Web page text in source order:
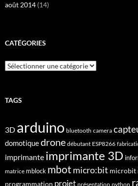
août 2014 (14)
CATÉGORIES
Catégories
TAGS
3D arduino bluetooth camera
domotiquedrone débutant ESP8266
imprimante imprimante 3D
matrice mblock mbot micro:bit microbit
programmation projet présentation python